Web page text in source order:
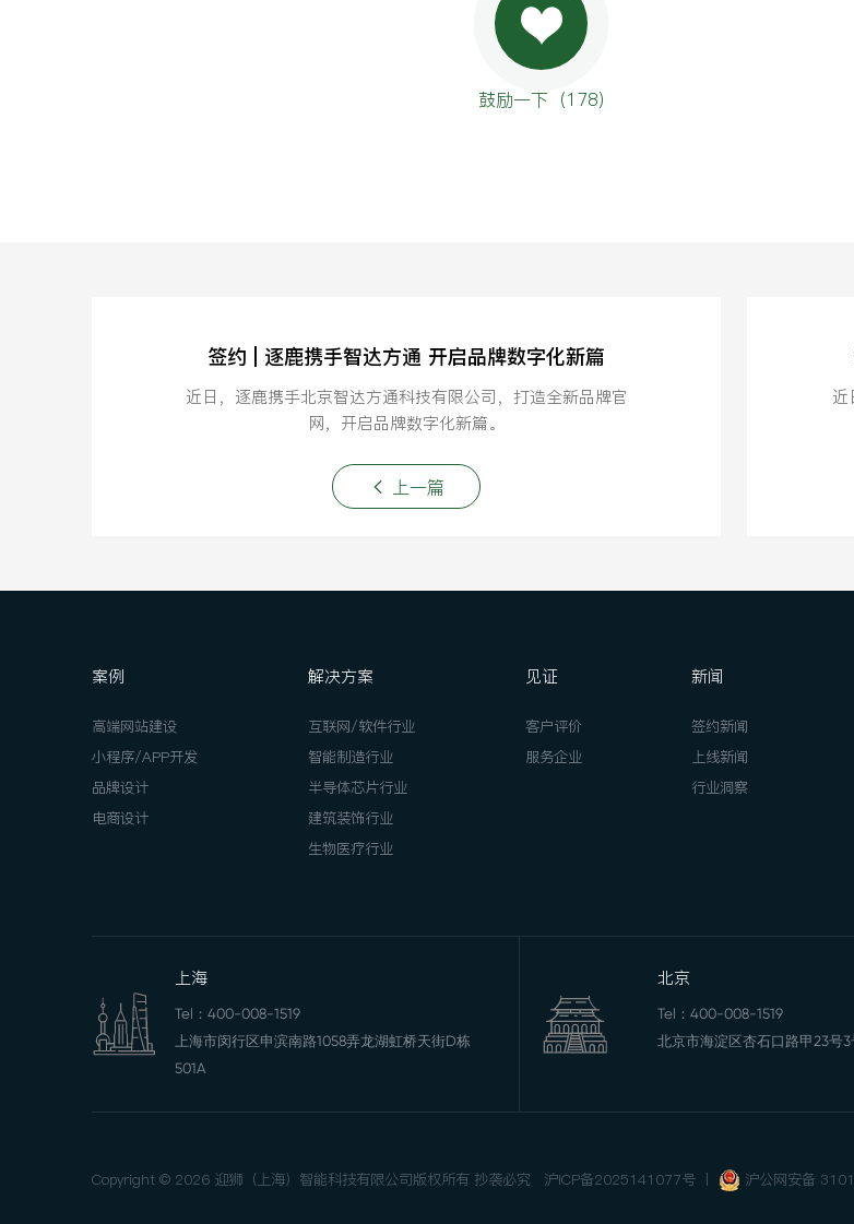
鼓励一下（178）
签约 | 逐鹿携手智达方通 开启品牌数字化新篇
近日，逐鹿携手北京智达方通科技有限公司，打造全新品牌官
网，开启品牌数字化新篇。
上一篇
近
案例
高端网站建设
小程序/APP开发
品牌设计
电商设计
解决方案
互联网/软件行业
智能制造行业
半导体芯片行业
建筑装饰行业
生物医疗行业
见证
客户评价
服务企业
新闻
签约新闻
上线新闻
行业洞察
上海
Tel： 400-008-1519
上海市闵行区申滨南路1058弄龙湖虹桥天街D栋
501A
北京
Tel： 400-008-1519
北京市海淀区杏石口路甲23号3
Copyright © 2026 迎狮（上海）智能科技有限公司版权所有 抄袭必究 沪ICP备2025141077号 丨 沪公网安备